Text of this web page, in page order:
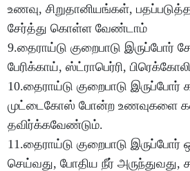
உணவு, சிறுதானியங்கள்,
சேர்த்து கொள்ள வேண்டாம்
9.தைராய்டு குறைபாடு
பேரிக்காய், ஸ்ட்ராபெர்ரி,
10.தைராய்டு குறைபாடு இருப்போர்
முட்டைகோஸ் போன்ற உணவுகளை
தவிர்க்கவேண்டும்.
11.தைராய்டு குறைபாடு இருப்போர்
செய்வது, போதிய நீர் அருந்துவது,